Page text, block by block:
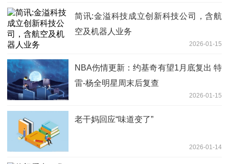
简讯:金溢科技成立创新科技公司，含航
空及机器人业务
2026-01-15
NBA伤情更新：约基奇有望1月底复出 特
雷-杨全明星周末后复查
2026-01-15
老干妈回应“味道变了”
2026-01-14